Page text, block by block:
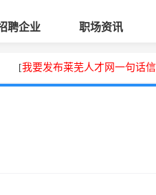
聘企业 职场资讯
[我要发布莱芜人才网一句话